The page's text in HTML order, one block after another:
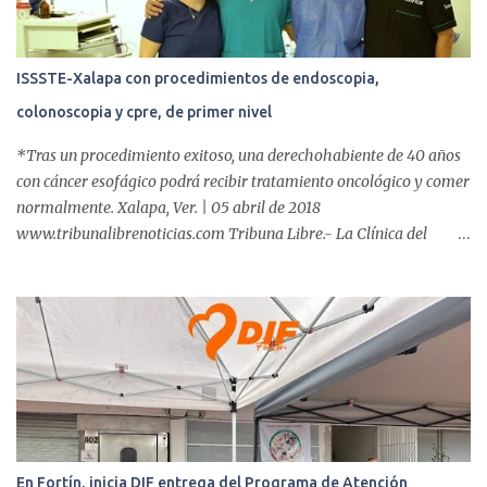
ISSSTE-Xalapa con procedimientos de endoscopia,
colonoscopia y cpre, de primer nivel
*Tras un procedimiento exitoso, una derechohabiente de 40 años
con cáncer esofágico podrá recibir tratamiento oncológico y comer
normalmente. Xalapa, Ver. | 05 abril de 2018
www.tribunalibrenoticias.com Tribuna Libre.- La Clínica del
incluyen endoscopia, colonoscopia y colangiopancreatografía
retrógrada endoscópica (CPRE), con equipo de alta tecnología de
videoendoscopia gástrica y con especialistas certificados. Además
se cuenta con endoscopios de última tecnología que permiten
diagnósticos con mayor certeza y sin dolor para el paciente, a
través de la atención de un equipo de profesionales
multidisciplinario: tres endoscopistas, anestesiólogo y personal
En Fortín, inicia DIF entrega del Programa de Atención